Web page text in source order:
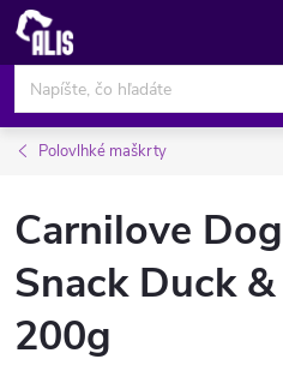
Prejsť
obsah
Polovlhké maškrty
Carnilove
Snack Duck
200g